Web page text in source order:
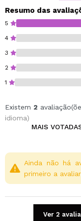
sol, vento,
processos químicos.
Resumo das
5
4
3
2
1
Existem 2
idioma)
MAIS
Ainda não há
primeiro a
Ver 2